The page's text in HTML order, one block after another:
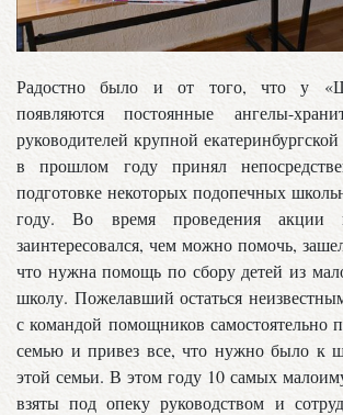
Радостно было и от того, что у
появляются постоянные ангелы-
руководителей крупной
в прошлом году принял
подготовке некоторых подопечных
году. Во время проведения
заинтересовался, чем можно помочь,
что нужна помощь по сбору детей из
школу. Пожелавший остаться
с командой помощников самостоятельно
семью и привез все, что нужно было к
этой семьи. В этом году 10 самых
взяты под опеку руководством и